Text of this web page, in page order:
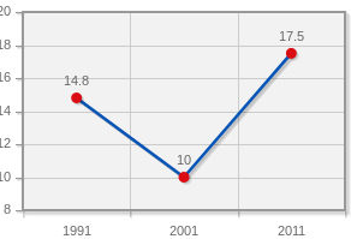
1991 2001 2011
8
17.5
10
14.8